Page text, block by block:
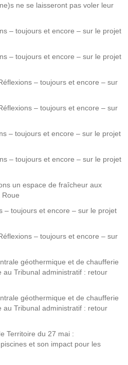
ne se laisseront pas voler leur
– toujours et encore – sur le projet
– toujours et encore – sur le projet
– toujours et encore – sur
– toujours et encore – sur
– toujours et encore – sur le projet
– toujours et encore – sur le projet
un espace de fraîcheur aux
– toujours et encore – sur le projet
– toujours et encore – sur
géothermique et de chaufferie
au Tribunal administratif : retour
géothermique et de chaufferie
au Tribunal administratif : retour
Territoire du 27 mai :
et son impact pour les